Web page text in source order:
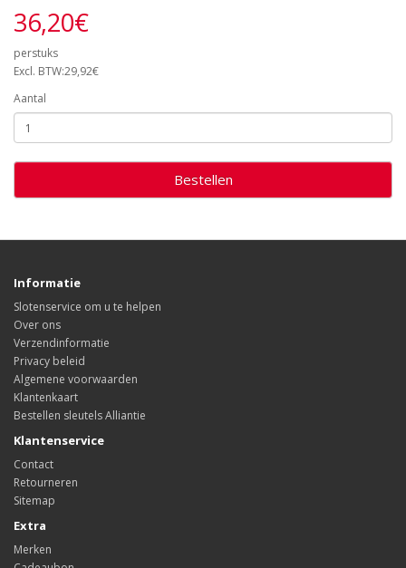
36,20€
perstuks
Excl. BTW:29,92€
Aantal
Bestellen
Informatie
Slotenservice om u te helpen
Over ons
Verzendinformatie
Privacy beleid
Algemene voorwaarden
Klantenkaart
Bestellen sleutels Alliantie
Klantenservice
Contact
Retourneren
Sitemap
Extra
Merken